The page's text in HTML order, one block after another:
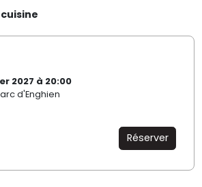
2027 à 20:00
d'Enghien
Réserver